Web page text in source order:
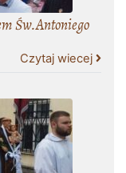
Św.Antoniego
Czytaj wiecej